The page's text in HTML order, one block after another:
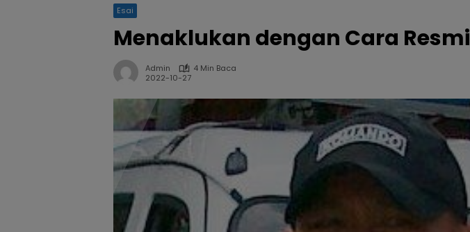
Esai
Menaklukan dengan Cara Resmi
Admin
4 Min Baca
2022-10-27